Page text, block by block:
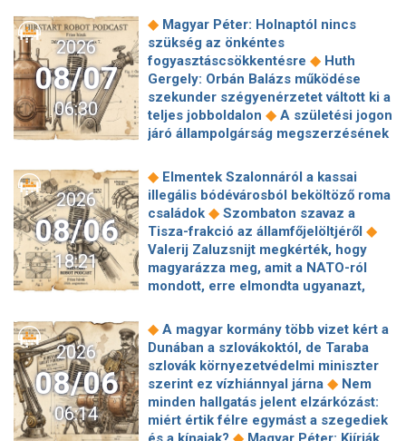
2026
08/07
06:30
◆ Magyar Péter: Holnaptól nincs
szükség az önkéntes
fogyasztáscsökkentésre ◆ Huth
Gergely: Orbán Balázs működése
szekunder szégyenérzetet váltott ki a
teljes jobboldalon ◆ A születési jogon
járó állampolgárság megszerzésének
Donald Trump
◆ „Kevésen múlt a
katasztrófa” – szintet léphetett az
orosz hibrid hadviselés ◆
Ákos: Vagyonkezelés közérdekből: mi
jön a kekvák után? ◆ Térképen, ahogy
hajnalban elérte Magyarország
határát a hidegfront ◆ A forintot is
megütheti az aszály ◆ Szombaton
államfőjelöltjéről◆Egyre inkább az
agglomerációt választják a főváros
helyett, akik százmilliónál többért
vennének lakást◆Robbanószereket
találtak Budapesten, péntek hajnalban
több helyszínt is lezárnak◆Calcio:
2026
08/06
18:21
◆ Elmentek Szalonnáról a kassai
illegális bódévárosból beköltöző roma
családok ◆ Szombaton szavaz a
Tisza-frakció az államfőjelöltjéről ◆
Valerij Zaluzsnijt megkérték, hogy
magyarázza meg, amit a NATO-ról
mondott, erre elmondta ugyanazt,
kötött szerződéseket a HM cége a
Lounge Eventtel, a miniszter
feljelentést tett
◆Orbán Anita
megkérte a szlovák kormányt, hogy
segítse a magyar vízellátást ◆ Forró
augusztus: gátja lehet az uniós
források hazahozatalának az
2026
08/06
06:14
◆ A magyar kormány több vizet kért a
Dunában a szlovákoktól, de Taraba
szlovák környezetvédelmi miniszter
szerint ez vízhiánnyal járna ◆ Nem
minden hallgatás jelent elzárkózást:
miért értik félre egymást a szegediek